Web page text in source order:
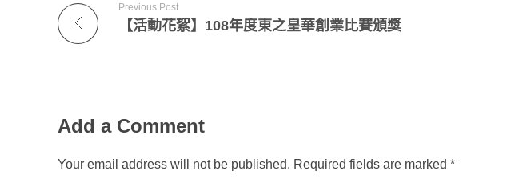
Previous Post
【活動花絮】108年度東之皇華創業比賽頒獎
Add a Comment
Your email address will not be published. Required fields are marked *